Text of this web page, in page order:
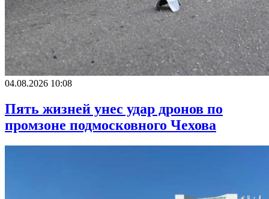
04.08.2026 10:08
Пять жизней унес удар дронов по
промзоне подмосковного Чехова